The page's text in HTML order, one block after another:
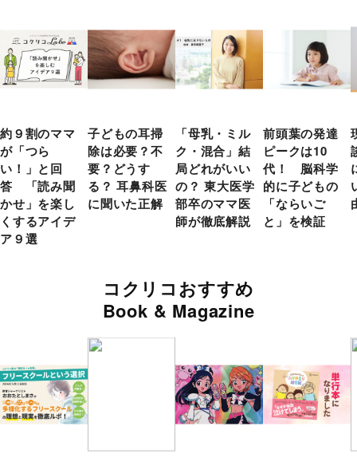
約９割のママ
が「つら
い！」と回
答 「読み聞
かせ」を楽し
くするアイデ
ア９選
子どもの耳掃
除は必要？不
要？どうす
る？ 耳鼻科医
に聞いた正解
「母乳・ミル
ク・混合」結
局どれがいい
の？ 東大医学
部卒のママ医
師が徹底解説
前頭葉の発達
ピークは10
代！ 脳科学
的に子どもの
「ならいご
と」を検証
コクリコおすすめ
Book & Magazine